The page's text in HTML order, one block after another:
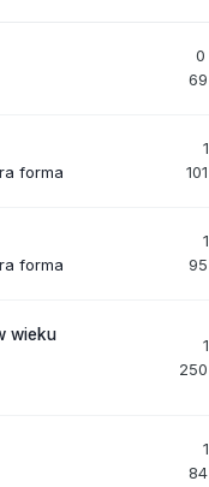
0
69
forma
1
101
forma
1
95
wieku
1
250
1
84